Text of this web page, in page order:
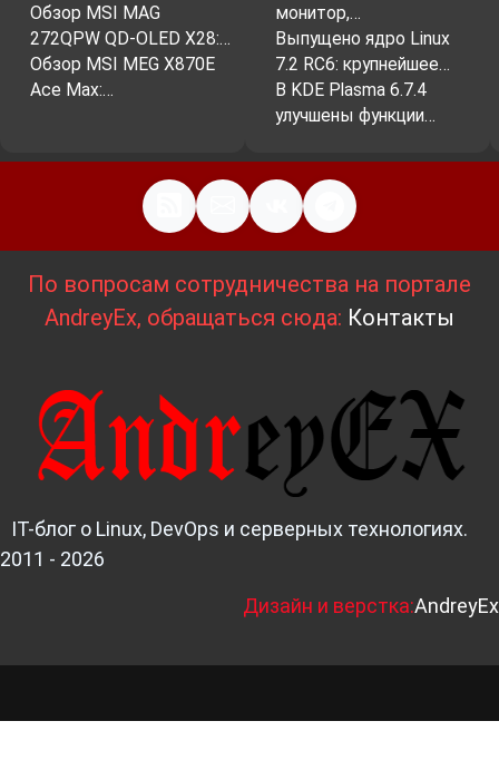
Обзор MSI MAG
272QPW QD-OLED X28:…
Обзор MSI MEG X870E
Ace Max:…
монитор,…
Выпущено ядро Linux
7.2 RC6: крупнейшее…
В KDE Plasma 6.7.4
улучшены функции…
По вопросам сотрудничества на портале
AndreyEx, обращаться сюда: Контакты
IT-блог о Linux, DevOps и серверных технологиях.
2011 - 2026
Дизайн и верстка:AndreyEx